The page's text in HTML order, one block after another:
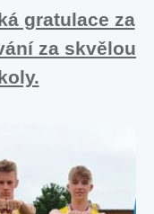
gratulace za
za skvělou